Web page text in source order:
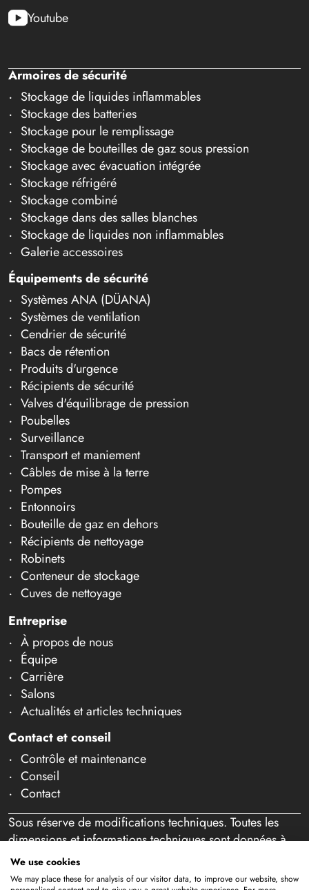
Youtube
Armoires de sécurité
Stockage de liquides inflammables
Stockage des batteries
Stockage pour le remplissage
Stockage de bouteilles de gaz sous pression
Stockage avec évacuation intégrée
Stockage réfrigéré
Stockage combiné
Stockage dans des salles blanches
Stockage de liquides non inflammables
Galerie accessoires
Équipements de sécurité
Systèmes ANA (DÜANA)
Systèmes de ventilation
Cendrier de sécurité
Bacs de rétention
Produits d'urgence
Récipients de sécurité
Valves d'équilibrage de pression
Poubelles
Surveillance
Transport et maniement
Câbles de mise à la terre
Pompes
Entonnoirs
Bouteille de gaz en dehors
Récipients de nettoyage
Robinets
Conteneur de stockage
Cuves de nettoyage
Entreprise
À propos de nous
Équipe
Carrière
Salons
Actualités et articles techniques
Contact et conseil
Contrôle et maintenance
Conseil
Contact
Sous réserve de modifications techniques. Toutes les
dimensions et informations techniques sont données à
titre indicatif. Sous réserve d'erreurs et de fautes de
frappe. Notre offre s'adresse exclusivement aux
We use cookies
We may place these for analysis of our visitor data, to improve our website, show